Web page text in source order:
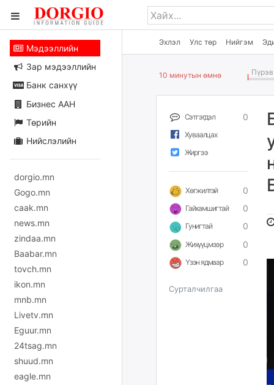
Эхлэл Улс төр Нийгэм
Мэдээллийн
Зар мэдээллийн
Банк санхүү
Бизнес ААН
Төрийн
Нийслэлийн
dorgio.mn
Gogo.mn
caak.mn
news.mn
zindaa.mn
Baabar.mn
tovch.mn
ikon.mn
mnb.mn
Livetv.mn
Eguur.mn
24tsag.mn
shuud.mn
eagle.mn
10 минутын өмнө Пүрэв
Сэтгэгдэл 0
Хуваалцах
Жиргээ
Хөгжилтэй 0
Гайхамшигтай 0
Гунигтай 0
Жихүүцмээр 0
Үзэн ядмаар 0
Сурталчилгаа